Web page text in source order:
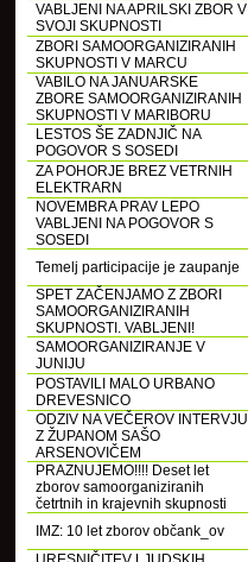
VABLJENI NA APRILSKI ZBOR V
SVOJI SKUPNOSTI
ZBORI SAMOORGANIZIRANIH
SKUPNOSTI V MARCU
VABILO NA JANUARSKE
ZBORE SAMOORGANIZIRANIH
SKUPNOSTI V MARIBORU
LESTOS ŠE ZADNJIČ NA
POGOVOR S SOSEDI
ZA POHORJE BREZ VETRNIH
ELEKTRARN
NOVEMBRA PRAV LEPO
VABLJENI NA POGOVOR S
SOSEDI
Temelj participacije je zaupanje
SPET ZAČENJAMO Z ZBORI
SAMOORGANIZIRANIH
SKUPNOSTI. VABLJENI!
SAMOORGANIZIRANJE V
JUNIJU
POSTAVILI MALO URBANO
DREVESNICO
ODZIV NA VEČEROV INTERVJU
Z ŽUPANOM SAŠO
ARSENOVIČEM
PRAZNUJEMO!!!! Deset let
zborov samoorganiziranih
četrtnih in krajevnih skupnosti
IMZ: 10 let zborov občank_ov